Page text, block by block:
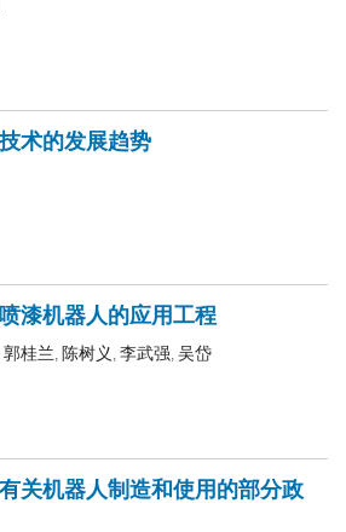
术的发展趋势
漆机器人的应用工程
郭桂兰, 陈树义 , 李武强, 吴岱
关机器人制造和使用的部分政